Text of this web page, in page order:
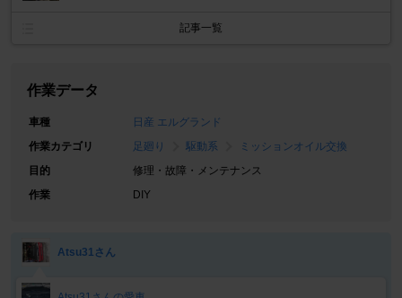
記事一覧
作業データ
車種
日産 エルグランド
作業カテゴリ
足廻り 駆動系
ミッションオイル交換
目的
修理・故障・メンテナンス
作業
DIY
Atsu31さん